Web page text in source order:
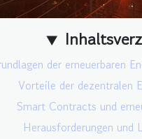
der erneuerbaren
Vorteile der dezentralen
Smart Contracts und
Herausforderungen und